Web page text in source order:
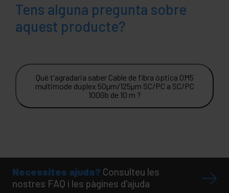
Tens alguna pregunta sobre
aquest producte?
Què t'agradaria saber Cable de fibra òptica OM5
multimode duplex 50µm/125µm SC/PC a SC/PC
100Gb de 10 m ?
Necessites ajuda? Consulteu les
nostres FAQ i les pàgines d'ajuda